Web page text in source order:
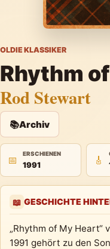
OLDIE KLASSIKER
Rhythm
Rod Stewart
📚Archiv
📅
ERSCHIENEN
1991 🎸
📖 GESCHICHTE
„Rhythm of My Heart“
1991 gehört zu den